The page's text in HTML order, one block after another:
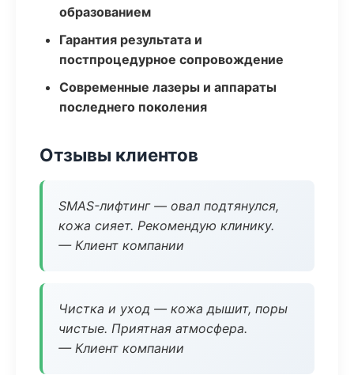
образованием
Гарантия результата и
постпроцедурное сопровождение
Современные лазеры и аппараты
последнего поколения
Отзывы клиентов
SMAS-лифтинг — овал подтянулся,
кожа сияет. Рекомендую клинику.
— Клиент компании
Чистка и уход — кожа дышит, поры
чистые. Приятная атмосфера.
— Клиент компании